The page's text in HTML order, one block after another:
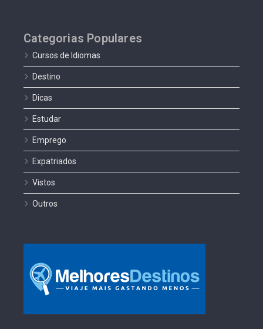
Categorias Populares
Cursos de Idiomas
Destino
Dicas
Estudar
Emprego
Expatriados
Vistos
Outros